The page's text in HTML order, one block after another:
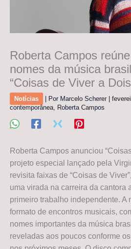
Roberta Campos
nomes da música
“Coisas de Viver a
Notícias | Por Marcelo Scherer
contemporânea, Roberta Campos
Roberta Campos anunciou
projeto especial lançado pela
revisita faixas de “Coisas de
uma virada na carreira da cantora
primeiro trabalho independente. A
formato de encontros musicais,
nomes importantes da música
reveladas aos poucos conforme